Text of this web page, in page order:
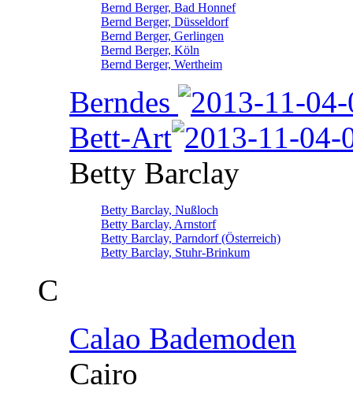
Bernd Berger, Bad Honnef
Bernd Berger, Düsseldorf
Bernd Berger, Gerlingen
Bernd Berger, Köln
Bernd Berger, Wertheim
Berndes
Bett-Art
Betty Barclay
Betty Barclay, Nußloch
Betty Barclay, Arnstorf
Betty Barclay, Parndorf (Österreich)
Betty Barclay, Stuhr-Brinkum
C
Calao Bademoden
Cairo